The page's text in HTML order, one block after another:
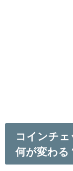
コインチ
何が変わる